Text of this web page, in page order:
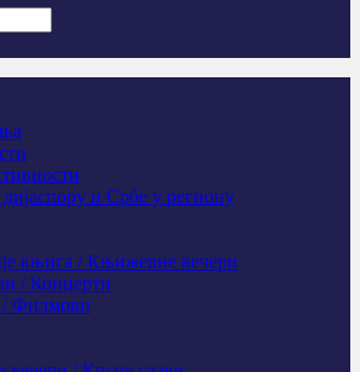
и Србе у региону
књига / Књижевне вечери
/ Концерти
Филмови